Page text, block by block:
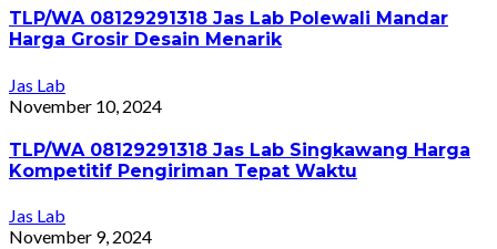
TLP/WA 08129291318 Jas Lab Polewali Mandar
Harga Grosir Desain Menarik
Jas Lab
November 10, 2024
TLP/WA 08129291318 Jas Lab Singkawang Harga
Kompetitif Pengiriman Tepat Waktu
Jas Lab
November 9, 2024